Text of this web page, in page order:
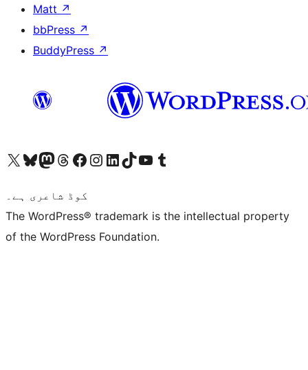
Matt ↗
bbPress ↗
BuddyPress ↗
Visit our X (formerly Twitter) account
ہمارے بلیواسکائی اکاؤنٹ پر جائیں
Visit our Mastodon account
ہمارے ٹھریڈز اکاؤنٹ پر جائیں
Visit our Facebook page
Visit our Instagram account
Visit our LinkedIn account
ہمارے ٹک ٹاک اکاؤنٹ پر جائیں
Visit our YouTube channel
ہمارے ٹمبلر اکاؤنٹ پر جائیں
کوڈ شاعری ہے۔
The WordPress® trademark is the intellectual property
of the WordPress Foundation.